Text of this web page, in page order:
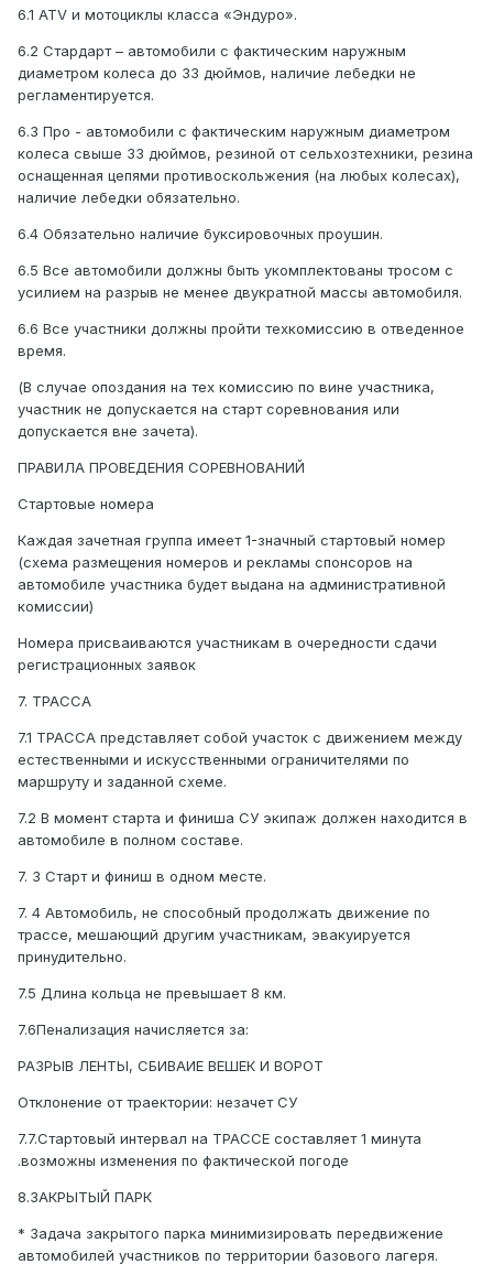
6.1 ATV и мотоциклы класса «Эндуро».
6.2 Стардарт – автомобили с фактическим наружным
диаметром колеса до 33 дюймов, наличие лебедки не
регламентируется.
6.3 Про - автомобили с фактическим наружным диаметром
колеса свыше 33 дюймов, резиной от сельхозтехники, резина
оснащенная цепями противоскольжения (на любых колесах),
наличие лебедки обязательно.
6.4 Обязательно наличие буксировочных проушин.
6.5 Все автомобили должны быть укомплектованы тросом с
усилием на разрыв не менее двукратной массы автомобиля.
6.6 Все участники должны пройти техкомиссию в отведенное
время.
(В случае опоздания на тех комиссию по вине участника,
участник не допускается на старт соревнования или
допускается вне зачета).
ПРАВИЛА ПРОВЕДЕНИЯ СОРЕВНОВАНИЙ
Стартовые номера
Каждая зачетная группа имеет 1-значный стартовый номер
(схема размещения номеров и рекламы спонсоров на
автомобиле участника будет выдана на административной
комиссии)
Номера присваиваются участникам в очередности сдачи
регистрационных заявок
7. ТРАССА
7.1 ТРАССА представляет собой участок с движением между
естественными и искусственными ограничителями по
маршруту и заданной схеме.
7.2 В момент старта и финиша СУ экипаж должен находится в
автомобиле в полном составе.
7. 3 Старт и финиш в одном месте.
7. 4 Автомобиль, не способный продолжать движение по
трассе, мешающий другим участникам, эвакуируется
принудительно.
7.5 Длина кольца не превышает 8 км.
7.6Пенализация начисляется за:
РАЗРЫВ ЛЕНТЫ, СБИВАИЕ ВЕШЕК И ВОРОТ
Отклонение от траектории: незачет СУ
7.7.Стартовый интервал на ТРАССЕ составляет 1 минута
.возможны изменения по фактической погоде
8.ЗАКРЫТЫЙ ПАРК
* Задача закрытого парка минимизировать передвижение
автомобилей участников по территории базового лагеря.